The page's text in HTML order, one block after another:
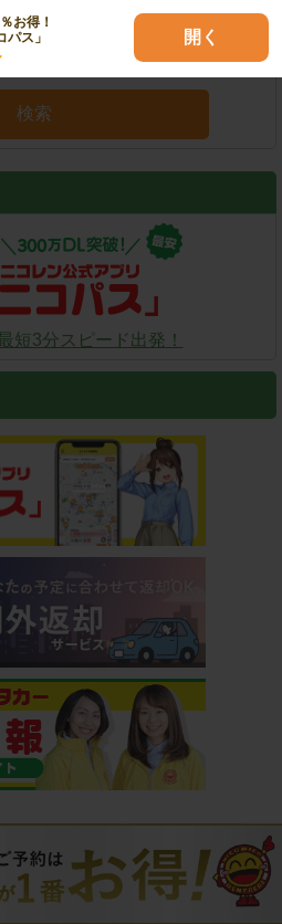
お得！
ス」
開く
検索
短3分スピード出発！